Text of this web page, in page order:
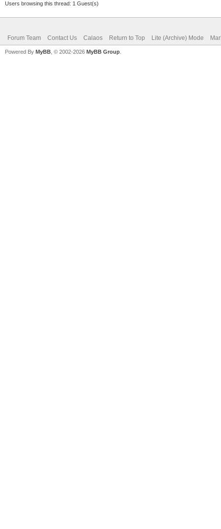
Users browsing this thread: 1 Guest(s)
Forum Team Contact Us Calaos Return to Top Lite (Archive) Mode
Powered By MyBB , © 2002-2026 MyBB Group